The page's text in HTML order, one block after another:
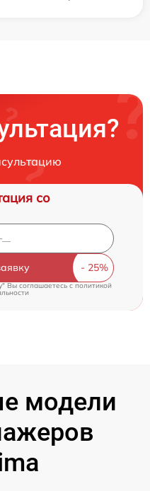
со
Вы соглашаетесь cполитикой
модели